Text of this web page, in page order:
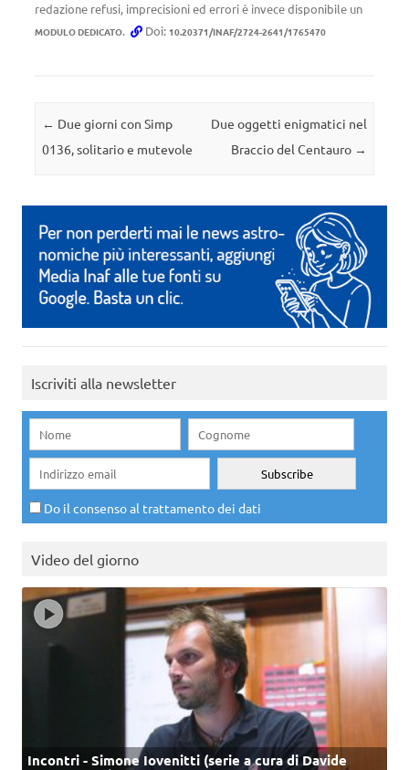
redazione refusi, imprecisioni ed errori è invece disponibile un
MODULO DEDICATO. Doi: 10.20371/INAF/2724-2641/1765470
Navigazione articolo
← Due giorni con Simp
0136, solitario e mutevole
Due oggetti enigmatici nel
Braccio del Centauro →
Iscriviti alla newsletter
Do il consenso al trattamento dei dati
Video del giorno
Incontri - Simone Iovenitti (serie a cura di Davide